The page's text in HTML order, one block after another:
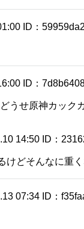
ID：
ID：
うせ原神カック
14:50 ID：
けどそんなに重く
07:34 ID：